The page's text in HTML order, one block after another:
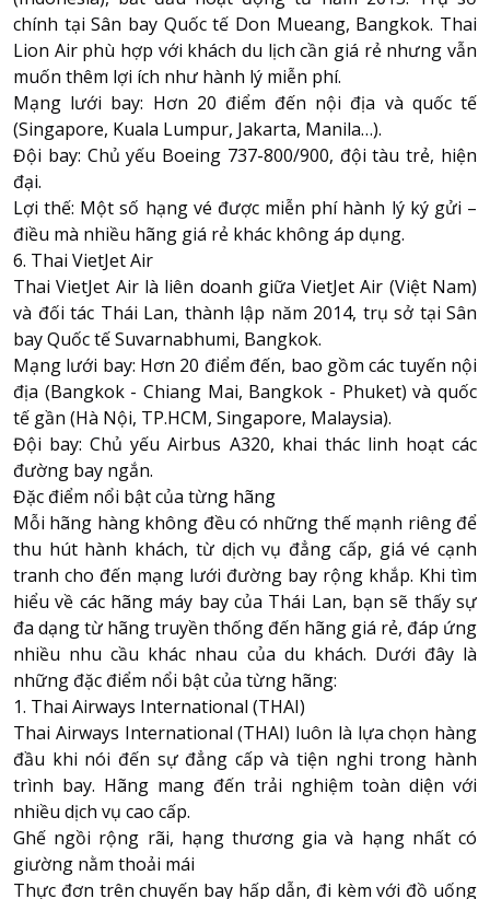
chính tại Sân bay Quốc tế Don Mueang, Bangkok. Thai
Lion Air phù hợp với khách du lịch cần giá rẻ nhưng vẫn
muốn thêm lợi ích như hành lý miễn phí.
Mạng lưới bay: Hơn 20 điểm đến nội địa và quốc tế
(Singapore, Kuala Lumpur, Jakarta, Manila…).
Đội bay: Chủ yếu Boeing 737-800/900, đội tàu trẻ, hiện
đại.
Lợi thế: Một số hạng vé được miễn phí hành lý ký gửi –
điều mà nhiều hãng giá rẻ khác không áp dụng.
6. Thai VietJet Air
Thai VietJet Air là liên doanh giữa VietJet Air (Việt Nam)
và đối tác Thái Lan, thành lập năm 2014, trụ sở tại Sân
bay Quốc tế Suvarnabhumi, Bangkok.
Mạng lưới bay: Hơn 20 điểm đến, bao gồm các tuyến nội
địa (Bangkok - Chiang Mai, Bangkok - Phuket) và quốc
tế gần (Hà Nội, TP.HCM, Singapore, Malaysia).
Đội bay: Chủ yếu Airbus A320, khai thác linh hoạt các
đường bay ngắn.
Đặc điểm nổi bật của từng hãng
Mỗi hãng hàng không đều có những thế mạnh riêng để
thu hút hành khách, từ dịch vụ đẳng cấp, giá vé cạnh
tranh cho đến mạng lưới đường bay rộng khắp. Khi tìm
hiểu về các hãng máy bay của Thái Lan, bạn sẽ thấy sự
đa dạng từ hãng truyền thống đến hãng giá rẻ, đáp ứng
nhiều nhu cầu khác nhau của du khách. Dưới đây là
những đặc điểm nổi bật của từng hãng:
1. Thai Airways International (THAI)
Thai Airways International (THAI) luôn là lựa chọn hàng
đầu khi nói đến sự đẳng cấp và tiện nghi trong hành
trình bay. Hãng mang đến trải nghiệm toàn diện với
nhiều dịch vụ cao cấp.
Ghế ngồi rộng rãi, hạng thương gia và hạng nhất có
giường nằm thoải mái
Thực đơn trên chuyến bay hấp dẫn, đi kèm với đồ uống